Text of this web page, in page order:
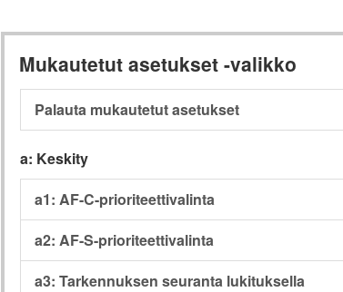
Mukautetut asetukset -valikko
Palauta mukautetut asetukset
a: Keskity
a1: AF-C-prioriteettivalinta
a2: AF-S-prioriteettivalinta
a3: Tarkennuksen seuranta lukituksella